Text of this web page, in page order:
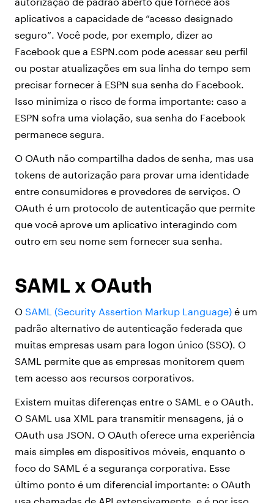
aplicativos a capacidade de “acesso designado
seguro”. Você pode, por exemplo, dizer ao
Facebook que a ESPN.com pode acessar seu perfil
ou postar atualizações em sua linha do tempo sem
precisar fornecer à ESPN sua senha do Facebook.
Isso minimiza o risco de forma importante: caso a
ESPN sofra uma violação, sua senha do Facebook
permanece segura.
O OAuth não compartilha dados de senha, mas usa
tokens de autorização para provar uma identidade
entre consumidores e provedores de serviços. O
OAuth é um protocolo de autenticação que permite
que você aprove um aplicativo interagindo com
outro em seu nome sem fornecer sua senha.
SAML x OAuth
O SAML (Security Assertion Markup Language) é um
padrão alternativo de autenticação federada que
muitas empresas usam para logon único (SSO). O
SAML permite que as empresas monitorem quem
tem acesso aos recursos corporativos.
Existem muitas diferenças entre o SAML e o OAuth.
O SAML usa XML para transmitir mensagens, já o
OAuth usa JSON. O OAuth oferece uma experiência
mais simples em dispositivos móveis, enquanto o
foco do SAML é a segurança corporativa. Esse
último ponto é um diferencial importante: o OAuth